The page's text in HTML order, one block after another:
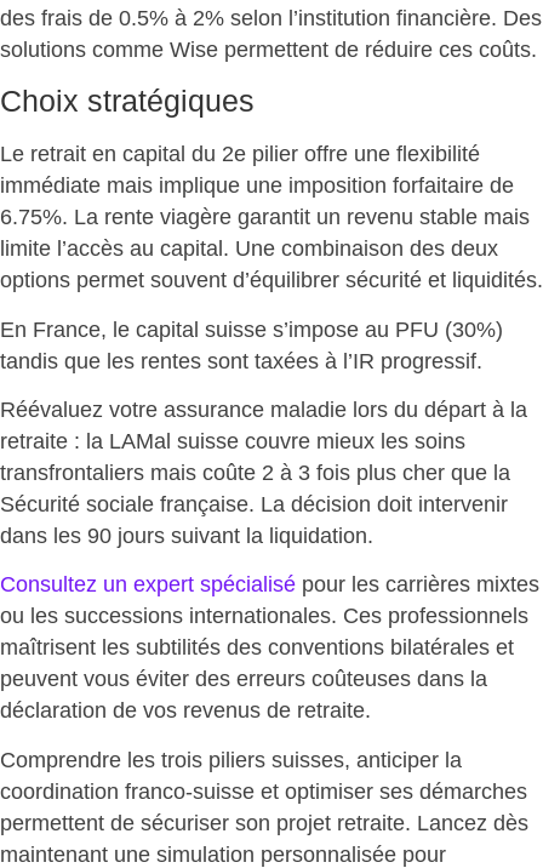
des frais de 0.5% à 2% selon l’institution financière. Des
solutions comme Wise permettent de réduire ces coûts.
Choix stratégiques
Le retrait en capital du 2e pilier offre une flexibilité
immédiate mais implique une imposition forfaitaire de
6.75%. La rente viagère garantit un revenu stable mais
limite l’accès au capital. Une combinaison des deux
options permet souvent d’équilibrer sécurité et liquidités.
En France, le capital suisse s’impose au PFU (30%)
tandis que les rentes sont taxées à l’IR progressif.
Réévaluez votre assurance maladie lors du départ à la
retraite : la LAMal suisse couvre mieux les soins
transfrontaliers mais coûte 2 à 3 fois plus cher que la
Sécurité sociale française. La décision doit intervenir
dans les 90 jours suivant la liquidation.
Consultez un expert spécialisé pour les carrières mixtes
ou les successions internationales. Ces professionnels
maîtrisent les subtilités des conventions bilatérales et
peuvent vous éviter des erreurs coûteuses dans la
déclaration de vos revenus de retraite.
Comprendre les trois piliers suisses, anticiper la
coordination franco-suisse et optimiser ses démarches
permettent de sécuriser son projet retraite. Lancez dès
maintenant une simulation personnalisée pour